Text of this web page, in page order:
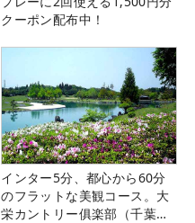
クーポン配布中！
インター5分、都心から60分
のフラットな美観コース。大
栄カントリー俱楽部（千葉